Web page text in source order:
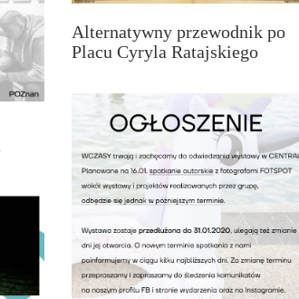
Alternatywny przewodnik po
Placu Cyryla Ratajskiego